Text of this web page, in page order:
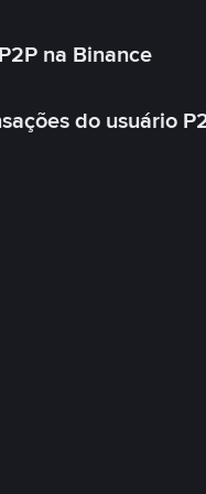
na Binance
do usuário